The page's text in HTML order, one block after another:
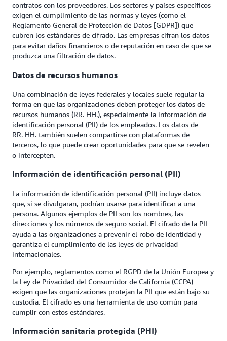
contratos con los proveedores. Los sectores y países específicos
exigen el cumplimiento de las normas y leyes (como el
Reglamento General de Protección de Datos [GDPR]) que
cubren los estándares de cifrado. Las empresas cifran los datos
para evitar daños financieros o de reputación en caso de que se
produzca una filtración de datos.
Datos de recursos humanos
Una combinación de leyes federales y locales suele regular la
forma en que las organizaciones deben proteger los datos de
recursos humanos (RR. HH.), especialmente la información de
identificación personal (PII) de los empleados. Los datos de
RR. HH. también suelen compartirse con plataformas de
terceros, lo que puede crear oportunidades para que se revelen
o intercepten.
Información de identificación personal (PII)
La información de identificación personal (PII) incluye datos
que, si se divulgaran, podrían usarse para identificar a una
persona. Algunos ejemplos de PII son los nombres, las
direcciones y los números de seguro social. El cifrado de la PII
ayuda a las organizaciones a prevenir el robo de identidad y
garantiza el cumplimiento de las leyes de privacidad
internacionales.
Por ejemplo, reglamentos como el RGPD de la Unión Europea y
la Ley de Privacidad del Consumidor de California (CCPA)
exigen que las organizaciones protejan la PII que están bajo su
custodia. El cifrado es una herramienta de uso común para
cumplir con estos estándares.
Información sanitaria protegida (PHI)